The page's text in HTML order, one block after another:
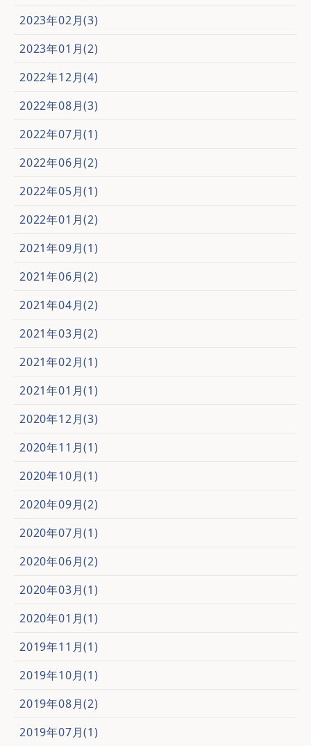
2023年02月(3)
2023年01月(2)
2022年12月(4)
2022年08月(3)
2022年07月(1)
2022年06月(2)
2022年05月(1)
2022年01月(2)
2021年09月(1)
2021年06月(2)
2021年04月(2)
2021年03月(2)
2021年02月(1)
2021年01月(1)
2020年12月(3)
2020年11月(1)
2020年10月(1)
2020年09月(2)
2020年07月(1)
2020年06月(2)
2020年03月(1)
2020年01月(1)
2019年11月(1)
2019年10月(1)
2019年08月(2)
2019年07月(1)